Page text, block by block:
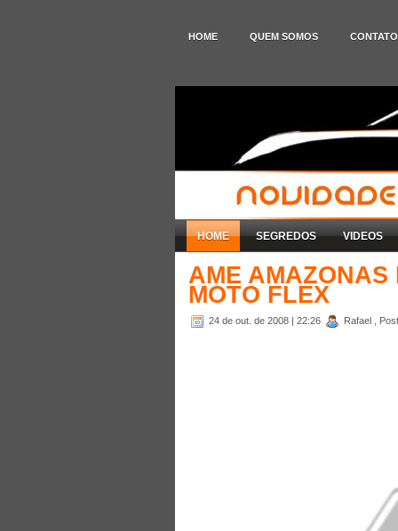
HOME QUEM SOMOS CONTATO
HOME SEGREDOS VIDEOS
AME AMAZONAS
MOTO FLEX
24 de out. de 2008 | 22:26 Rafael ,